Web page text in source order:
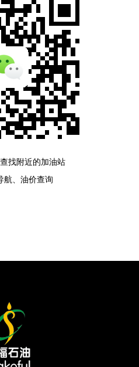
找附近的加油站
航、油价查询